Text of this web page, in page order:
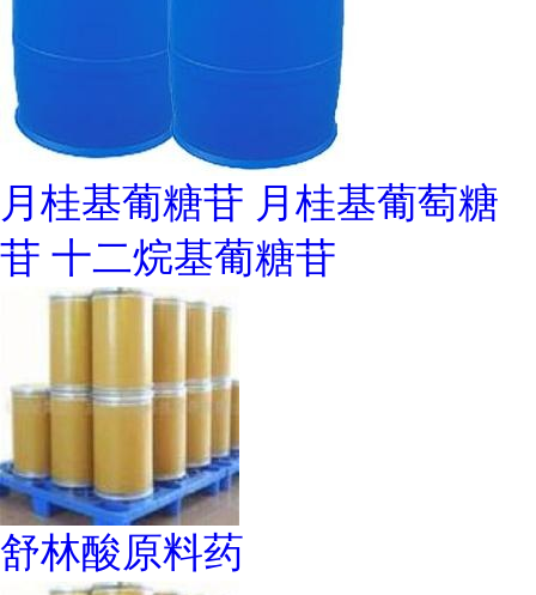
月桂基葡糖苷 月桂基葡萄糖
苷 十二烷基葡糖苷
舒林酸原料药